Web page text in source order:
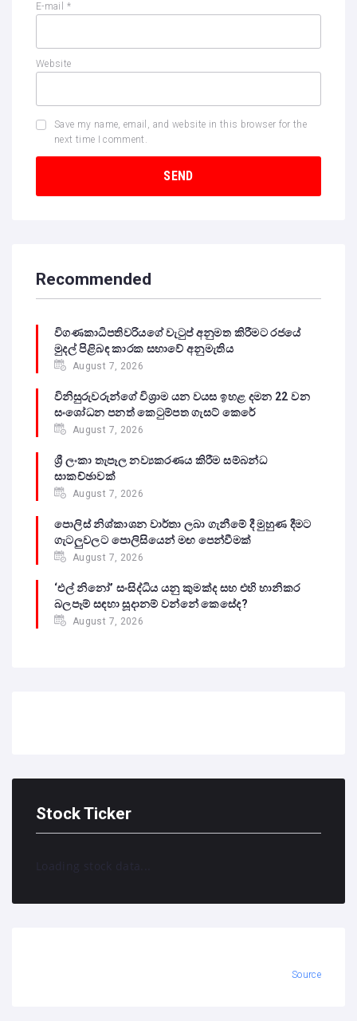
E-mail *
Website
Save my name, email, and website in this browser for the
next time I comment.
Recommended
විගණකාධිපතිවරියගේ වැටුප් අනුමත කිරීමට රජයේ
මුදල් පිළිබඳ කාරක සභාවේ අනුමැතිය
August 7, 2026
විනිසුරුවරුන්ගේ විශ්‍රාම යන වයස ඉහළ දමන 22 වන
සංශෝධන පනත් කෙටුම්පත ගැසට් කෙරේ
August 7, 2026
ශ්‍රී ලංකා තැපෑල නව්‍යකරණය කිරීම සම්බන්ධ
සාකච්ඡාවක්
August 7, 2026
පොලිස් නිශ්කාශන වාර්තා ලබා ගැනීමේ දී මුහුණ දීමට
ගැටලුවලට පොලිසියෙන් මඟ පෙන්වීමක්
August 7, 2026
‘එල් නිනෝ’ සංසිද්ධිය යනු කුමක්ද සහ එහි හානිකර
බලපෑම් සඳහා සූදානම් වන්නේ කෙසේද?
August 7, 2026
Stock Ticker
Loading stock data...
Source